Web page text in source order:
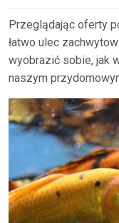
Przeglądając oferty
łatwo ulec
wyobrazić sobie, jak
naszym